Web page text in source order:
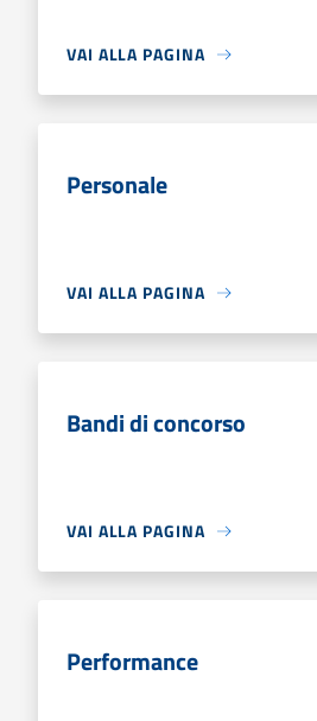
VAI ALLA PAGINA
Personale
VAI ALLA PAGINA
Bandi di concorso
VAI ALLA PAGINA
Performance